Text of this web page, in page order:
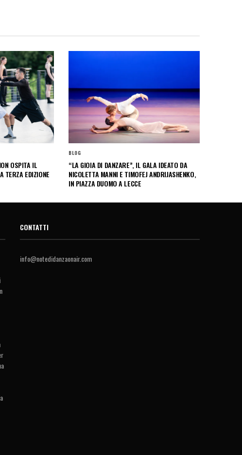
OSPITA IL
TERZA EDIZIONE
BLOG
“LA GIOIA DI DANZARE”, IL GALA IDEATO DA
NICOLETTA MANNI E TIMOFEJ ANDRIJASHENKO,
IN PIAZZA DUOMO A LECCE
CONTATTI
info@notedidanzaonair.com